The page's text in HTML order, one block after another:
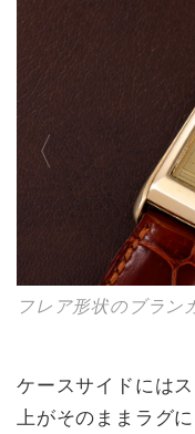
フレア形状のブラン
ケースサイドには
上がそのままラグ